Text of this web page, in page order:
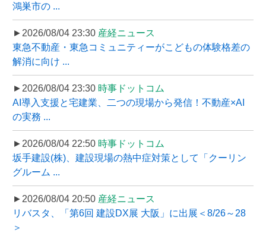
鴻巣市の ...
►2026/08/04 23:30 産経ニュース
東急不動産・東急コミュニティーがこどもの体験格差の
解消に向け ...
►2026/08/04 23:30 時事ドットコム
AI導入支援と宅建業、二つの現場から発信！不動産×AI
の実務 ...
►2026/08/04 22:50 時事ドットコム
坂手建設(株)、建設現場の熱中症対策として「クーリン
グルーム ...
►2026/08/04 20:50 産経ニュース
リバスタ、「第6回 建設DX展 大阪」に出展＜8/26～28
＞